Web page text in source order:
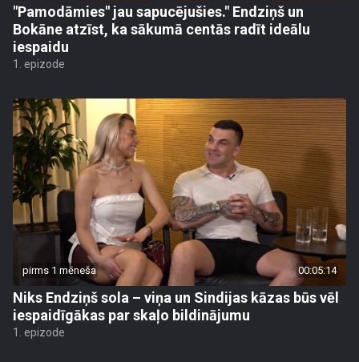
"Pamodāmies" jau sapucējušies." Endziņš un
Bokāne atzīst, ka sākumā centās radīt ideālu
iespaidu
1. epizode
pirms 1 mēneša 00:05:14
Niks Endziņš sola – viņa un Sindijas kāzas būs vēl
iespaidīgākas par skaļo bildinājumu
1. epizode